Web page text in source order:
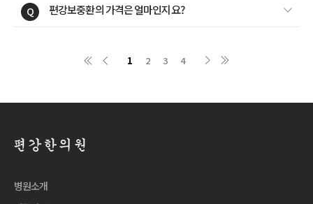
Q 편강보중환의 가격은 얼마인지요?
1 2 3 4
병원소개